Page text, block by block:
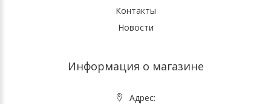
Контакты
Новости
Информация о магазине
Адрес: